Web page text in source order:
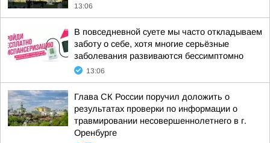
13:06
В повседневной суете мы часто откладываем
заботу о себе, хотя многие серьёзные
заболевания развиваются бессимптомно
13:06
Глава СК России поручил доложить о
результатах проверки по информации о
травмировании несовершеннолетнего в г.
Оренбурге